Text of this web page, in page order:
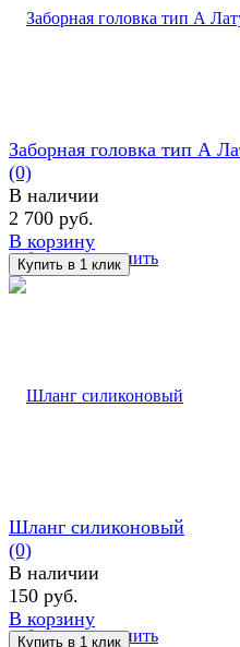
избранное сравнить
Заборная головка тип А
(0)
В наличии
2 700 руб.
В корзину
избранное сравнить
Шланг силиконовый
(0)
В наличии
150 руб.
В корзину